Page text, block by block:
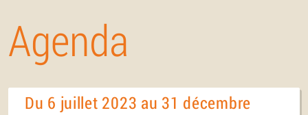
Agenda
Du 6 juillet 2023 au 31 décembre